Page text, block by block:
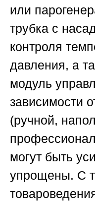
или
трубка с
контроля
давления, а
модуль
зависимости
(ручной,
могут быть
упрощены. С